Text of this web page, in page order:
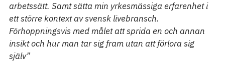
arbetssätt. Samt sätta min yrkesmässiga erfarenhet i
ett större kontext av svensk livebransch.
Förhoppningsvis med målet att sprida en och annan
insikt och hur man tar sig fram utan att förlora sig
själv”